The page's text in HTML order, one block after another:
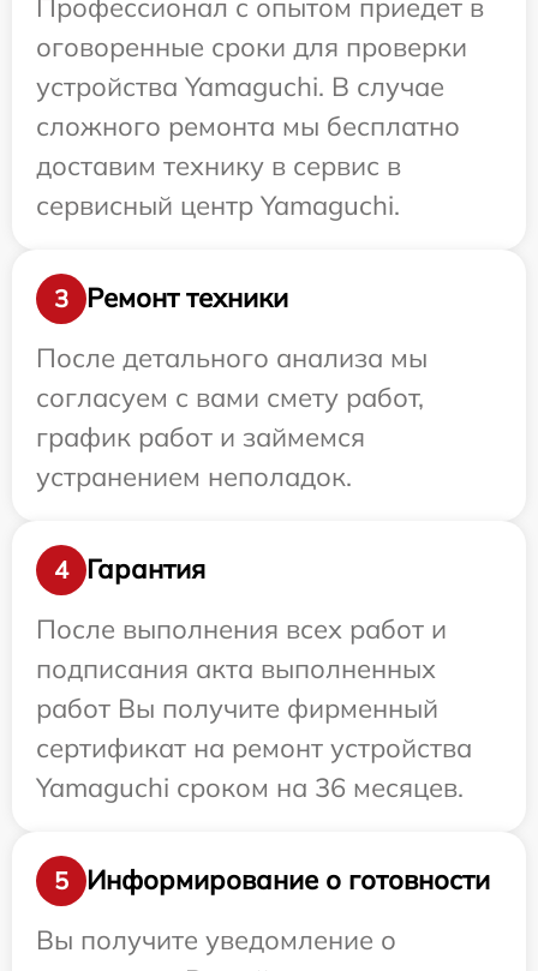
Профессионал с опытом приедет в
оговоренные сроки для проверки
устройства Yamaguchi. В случае
сложного ремонта мы бесплатно
доставим технику в сервис в
сервисный центр Yamaguchi.
3
Ремонт техники
После детального анализа мы
согласуем с вами смету работ,
график работ и займемся
устранением неполадок.
4
Гарантия
После выполнения всех работ и
подписания акта выполненных
работ Вы получите фирменный
сертификат на ремонт устройства
Yamaguchi сроком на 36 месяцев.
5
Информирование о готовности
Вы получите уведомление о